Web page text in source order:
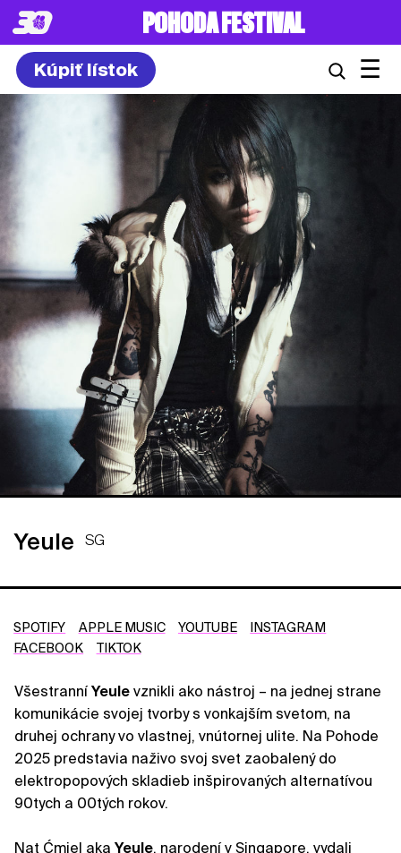
POHODA FESTIVAL
Kúpiť lístok ☰
Yeule SG
SPOTIFY APPLE MUSIC YOUTUBE
INSTAGRAM
FACEBOOK
TIKTOK
VšestranníYeule vznikli ako nástroj – na jednej strane
komunikácie svojej tvorby s vonkajším svetom, na
druhej ochrany vo vlastnej, vnútornej ulite. Na Pohode
2025 predstavia naživo svoj svet zaobalený do
elektropopových skladieb inšpirovaných alternatívou
90tych a 00tých rokov.
Nat Ćmiel aka Yeule, narodení v Singapore, vydali